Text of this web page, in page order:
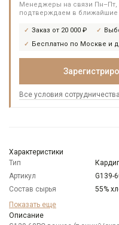
Менеджеры на связи Пн–Пт,
подтверждаем в ближайшие
Заказ от 20 000 ₽
Бесплатно по Москве и
Все условия сотрудничества
Характеристики
Тип
Артикул
G139-
Состав сырья
55%
Бренд
Особенности
Показать еще
Описание